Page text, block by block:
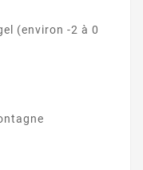
(environ -2 à 0